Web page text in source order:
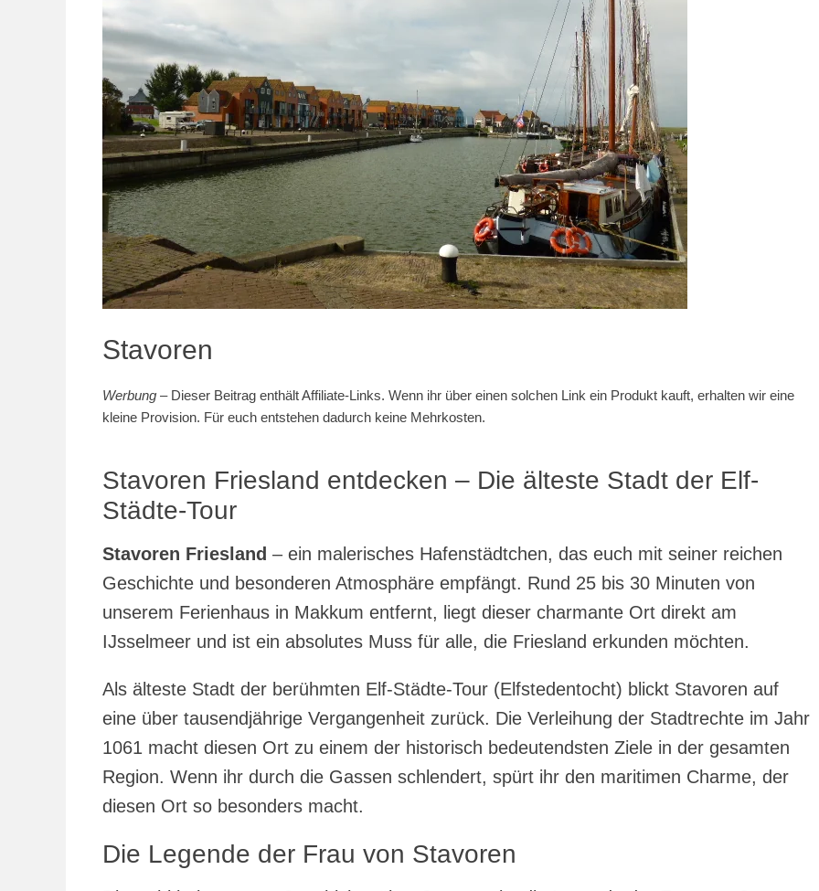
Stavoren
Werbung – Dieser Beitrag enthält Affiliate-Links. Wenn ihr über einen solchen Link ein Produkt kauft, erhalten wir eine
kleine Provision. Für euch entstehen dadurch keine Mehrkosten.
Stavoren Friesland entdecken – Die älteste Stadt der Elf-
Städte-Tour
Stavoren Friesland – ein malerisches Hafenstädtchen, das euch mit seiner reichen
Geschichte und besonderen Atmosphäre empfängt. Rund 25 bis 30 Minuten von
unserem Ferienhaus in Makkum entfernt, liegt dieser charmante Ort direkt am
IJsselmeer und ist ein absolutes Muss für alle, die Friesland erkunden möchten.
Als älteste Stadt der berühmten Elf-Städte-Tour (Elfstedentocht) blickt Stavoren auf
eine über tausendjährige Vergangenheit zurück. Die Verleihung der Stadtrechte im Jahr
1061 macht diesen Ort zu einem der historisch bedeutendsten Ziele in der gesamten
Region. Wenn ihr durch die Gassen schlendert, spürt ihr den maritimen Charme, der
diesen Ort so besonders macht.
Die Legende der Frau von Stavoren